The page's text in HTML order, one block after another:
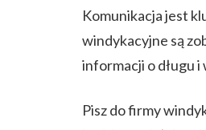
Komunikacja jest
windykacyjne są
informacji o długu i
Pisz do firmy